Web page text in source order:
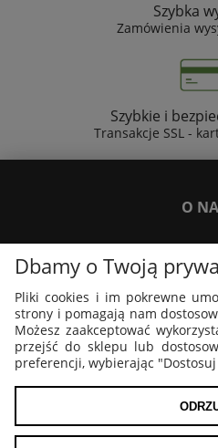
Szybka
Zamówienia
Szybkie i
Transakcje SSL -
O
PŁATNOŚCI I
PLAKATY I
MOJE
Dbamy o Twoją
Pliki cookies i im pokrewne
strony i pomagają nam
Możesz zaakceptować
przejść do sklepu lub
preferencji, wybierając